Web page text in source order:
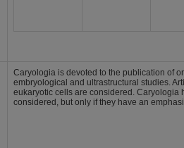
Caryologia is devoted to the publication of
embryological and ultrastructural studies.
eukaryotic cells are considered. Caryologia
considered, but only if they have an